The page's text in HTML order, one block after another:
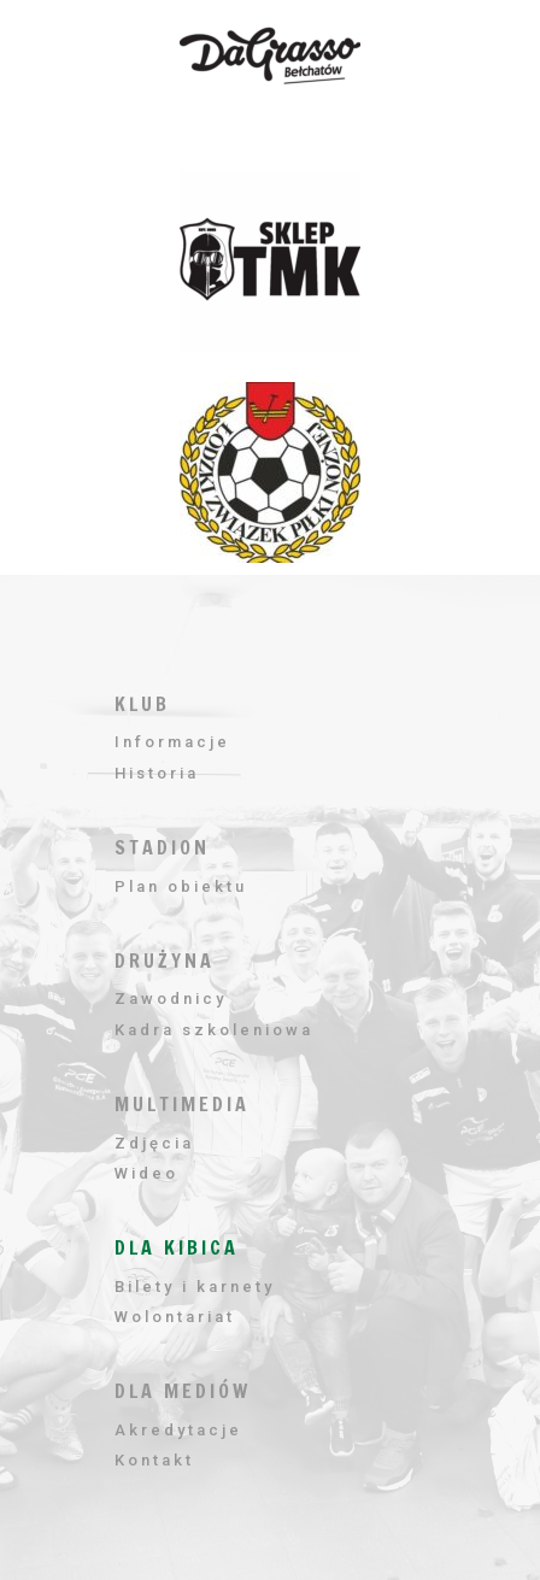
KLUB
Informacje
Historia
STADION
Plan obiektu
DRUŻYNA
Zawodnicy
Kadra szkoleniowa
MULTIMEDIA
Zdjęcia
Wideo
DLA KIBICA
Bilety i karnety
Wolontariat
DLA MEDIÓW
Akredytacje
Kontakt